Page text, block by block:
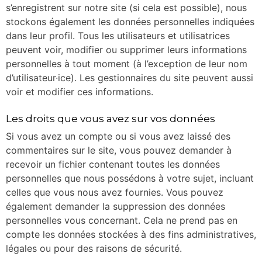
s’enregistrent sur notre site (si cela est possible), nous
stockons également les données personnelles indiquées
dans leur profil. Tous les utilisateurs et utilisatrices
peuvent voir, modifier ou supprimer leurs informations
personnelles à tout moment (à l’exception de leur nom
d’utilisateur·ice). Les gestionnaires du site peuvent aussi
voir et modifier ces informations.
Les droits que vous avez sur vos données
Si vous avez un compte ou si vous avez laissé des
commentaires sur le site, vous pouvez demander à
recevoir un fichier contenant toutes les données
personnelles que nous possédons à votre sujet, incluant
celles que vous nous avez fournies. Vous pouvez
également demander la suppression des données
personnelles vous concernant. Cela ne prend pas en
compte les données stockées à des fins administratives,
légales ou pour des raisons de sécurité.